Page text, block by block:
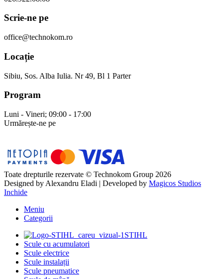
Scrie-ne pe
office@technokom.ro
Locație
Sibiu, Sos. Alba Iulia. Nr 49, Bl 1 Parter
Program
Luni - Vineri; 09:00 - 17:00
Urmărește-ne pe
Toate drepturile rezervate © Technokom Group 2026
Designed by Alexandru Eladi | Developed by Magicos Studios
Inchide
Meniu
Categorii
STIHL
Scule cu acumulatori
Scule electrice
Scule instalații
Scule pneumatice